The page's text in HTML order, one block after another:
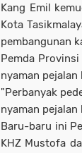
Kang Emil
Kota
pembangunan
Pemda
nyaman
"Perbanyak
nyaman pejalan
Baru-baru ini
KHZ Mustofa